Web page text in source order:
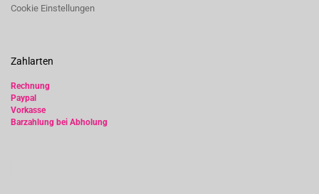
Cookie Einstellungen
Zahlarten
Rechnung
Paypal
Vorkasse
Barzahlung bei Abholung